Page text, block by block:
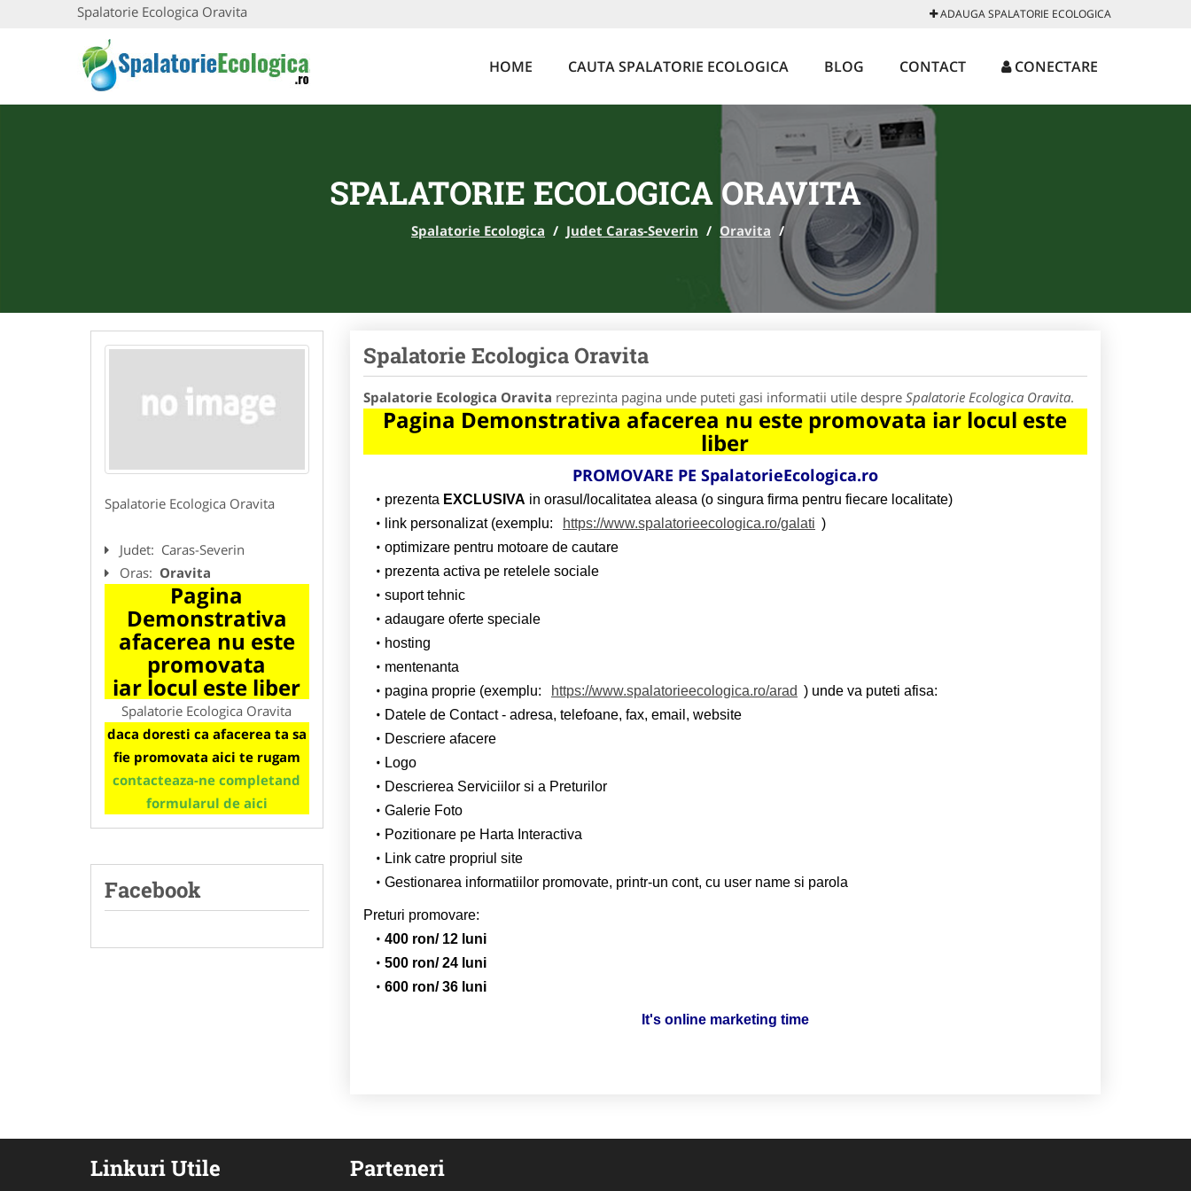
Spalatorie Ecologica Oravita ADAUGA SPALATORIE ECOLOGICA
HOME CAUTA SPALATORIE ECOLOGICA BLOG CONTACT CONECTARE
SPALATORIE ECOLOGICA ORAVITA
Spalatorie Ecologica / Judet Caras-Severin / Oravita /
Spalatorie Ecologica Oravita
Judet: Caras-Severin
Oras: Oravita
Pagina
Demonstrativa
afacerea nu este
promovata
iar locul este liber
Spalatorie Ecologica Oravita
daca doresti ca afacerea ta sa
fie promovata aici te rugam
contacteaza-ne completand
formularul de aici
Facebook
Spalatorie Ecologica Oravita
Spalatorie Ecologica Oravita reprezinta pagina unde puteti gasi informatii utile despre Spalatorie Ecologica Oravita.
Pagina Demonstrativa afacerea nu este promovata iar locul este
liber
PROMOVARE PE SpalatorieEcologica.ro
prezenta EXCLUSIVA in orasul/localitatea aleasa (o singura firma pentru fiecare localitate)
link personalizat (exemplu:
https://www.spalatorieecologica.ro/galati )
optimizare pentru motoare de cautare
prezenta activa pe retelele sociale
suport tehnic
adaugare oferte speciale
hosting
mentenanta
pagina proprie (exemplu:
https://www.spalatorieecologica.ro/arad ) unde va puteti afisa:
Datele de Contact - adresa, telefoane, fax, email, website
Descriere afacere
Logo
Descrierea Serviciilor si a Preturilor
Galerie Foto
Pozitionare pe Harta Interactiva
Link catre propriul site
Gestionarea informatiilor promovate, printr-un cont, cu user name si parola
Preturi promovare:
400 ron/ 12 luni
500 ron/ 24 luni
600 ron/ 36 luni
It's online marketing time
Linkuri Utile Parteneri